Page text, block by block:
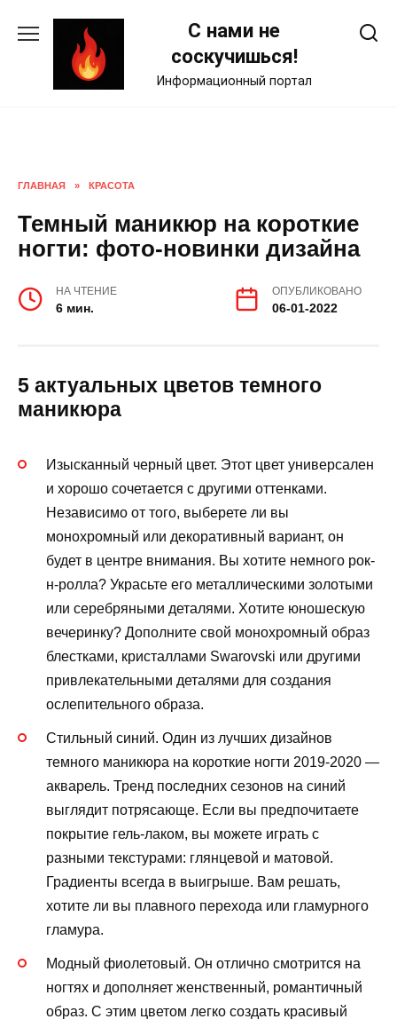
С нами не
соскучишься!
Информационный портал
ГЛАВНАЯ » КРАСОТА
Темный маникюр на короткие
ногти: фото-новинки дизайна
НА ЧТЕНИЕ
6 мин.
ОПУБЛИКОВАНО
06-01-2022
5 актуальных цветов темного
маникюра
Изысканный черный цвет. Этот цвет универсален
и хорошо сочетается с другими оттенками.
Независимо от того, выберете ли вы
монохромный или декоративный вариант, он
будет в центре внимания. Вы хотите немного рок-
н-ролла? Украсьте его металлическими золотыми
или серебряными деталями. Хотите юношескую
вечеринку? Дополните свой монохромный образ
блестками, кристаллами Swarovski или другими
привлекательными деталями для создания
ослепительного образа.
Стильный синий. Один из лучших дизайнов
темного маникюра на короткие ногти 2019-2020 —
акварель. Тренд последних сезонов на синий
выглядит потрясающе. Если вы предпочитаете
покрытие гель-лаком, вы можете играть с
разными текстурами: глянцевой и матовой.
Градиенты всегда в выигрыше. Вам решать,
хотите ли вы плавного перехода или гламурного
гламура.
Модный фиолетовый. Он отлично смотрится на
ногтях и дополняет женственный, романтичный
образ. С этим цветом легко создать красивый